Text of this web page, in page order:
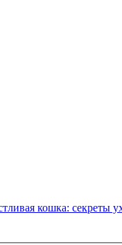
кошка: секреты